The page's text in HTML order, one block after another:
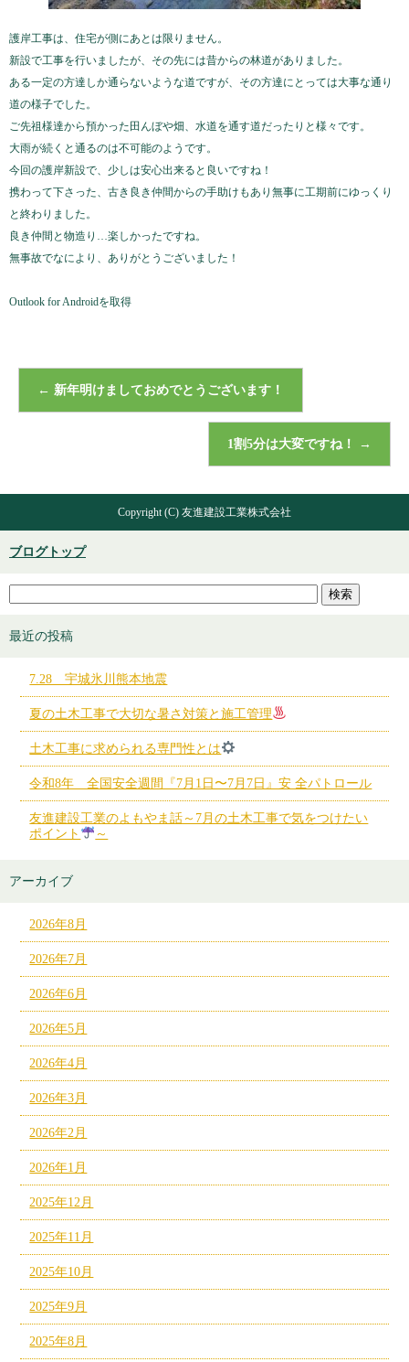
護岸工事は、住宅が側にあとは限りません。
新設で工事を行いましたが、その先には昔からの林道がありました。
ある一定の方達しか通らないような道ですが、その方達にとっては大事な通り
道の様子でした。
ご先祖様達から預かった田んぼや畑、水道を通す道だったりと様々です。
大雨が続くと通るのは不可能のようです。
今回の護岸新設で、少しは安心出来ると良いですね！
携わって下さった、古き良き仲間からの手助けもあり無事に工期前にゆっくり
と終わりました。
良き仲間と物造り…楽しかったですね。
無事故でなにより、ありがとうございました！
Outlook for Androidを取得
← 新年明けましておめでとうございます！
1割5分は大変ですね！ →
Copyright (C) 友進建設工業株式会社
ブログトップ
最近の投稿
7.28 宇城氷川熊本地震
夏の土木工事で大切な暑さ対策と施工管理
土木工事に求められる専門性とは
令和8年 全国安全週間『7月1日〜7月7日』安 全パトロール
友進建設工業のよもやま話～7月の土木工事で気をつけたい
ポイント
～
アーカイブ
2026年8月
2026年7月
2026年6月
2026年5月
2026年4月
2026年3月
2026年2月
2026年1月
2025年12月
2025年11月
2025年10月
2025年9月
2025年8月